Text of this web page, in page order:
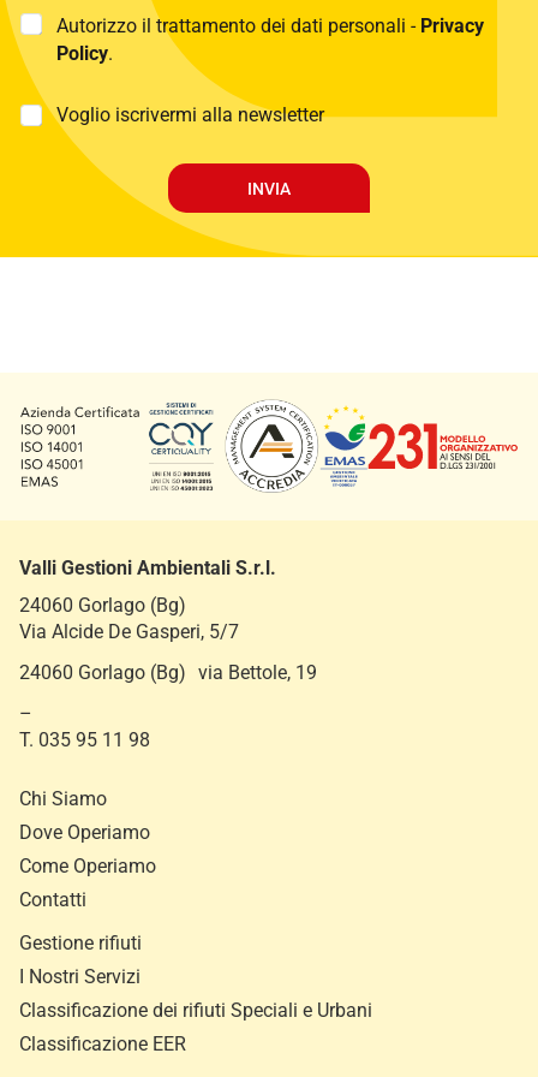
P
i
a
i
Autorizzo il trattamento dei dati personali - Privacy
Policy.
M
i
Voglio iscrivermi alla newsletter
INVIA
Valli Gestioni Ambientali S.r.l.
24060 Gorlago (Bg)
Via Alcide De Gasperi, 5/7
24060 Gorlago (Bg) via Bettole, 19
–
T. 035 95 11 98
Chi Siamo
Dove Operiamo
Come Operiamo
Contatti
Gestione rifiuti
I Nostri Servizi
Classificazione dei rifiuti Speciali e Urbani
Classificazione EER